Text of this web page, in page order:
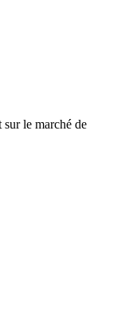
le marché de